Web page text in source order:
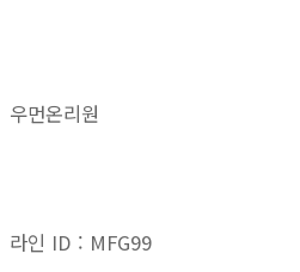
우먼온리원
라인 ID : MFG99